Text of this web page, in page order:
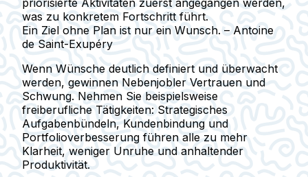
priorisierte Aktivitäten zuerst angegangen werden,
was zu konkretem Fortschritt führt.
Ein Ziel ohne Plan ist nur ein Wunsch. – Antoine
de Saint-Exupéry
Wenn Wünsche deutlich definiert und überwacht
werden, gewinnen Nebenjobler Vertrauen und
Schwung. Nehmen Sie beispielsweise
freiberufliche Tätigkeiten: Strategisches
Aufgabenbündeln, Kundenbindung und
Portfolioverbesserung führen alle zu mehr
Klarheit, weniger Unruhe und anhaltender
Produktivität.